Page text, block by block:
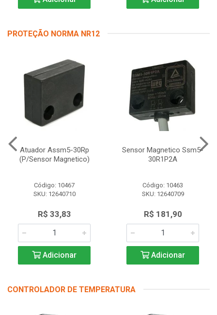
PROTEÇÃO NORMA NR12
Atuador Assm5-30Rp
(P/Sensor Magnetico)
Código: 10467
SKU: 12640710
R$ 33,83
Adicionar
Sensor Magnetico Ssm5-
30R1P2A
Código: 10463
SKU: 12640709
R$ 181,90
Adicionar
CONTROLADOR DE TEMPERATURA